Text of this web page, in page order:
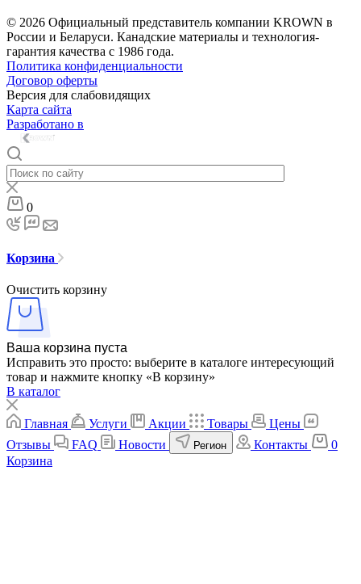
© 2026 Официальный представитель компании KROWN в
России и Беларуси. Канадские материалы и технология-
гарантия качества с 1986 года.
Политика конфиденциальности
Договор оферты
Версия для слабовидящих
Карта сайта
Разработано в
0
Корзина
Очистить корзину
Ваша корзина пуста
Исправить это просто: выберите в каталоге интересующий
товар и нажмите кнопку «В корзину»
В каталог
Главная Услуги Акции Товары
Цены
Отзывы
FAQ Новости Регион Контакты
0
Корзина